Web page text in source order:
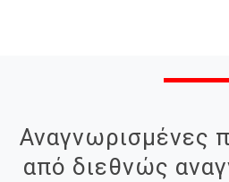
Αναγνωρισμένες
από διεθνώς